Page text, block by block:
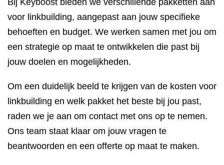
Bij Keyboost bieden we verschillende pakketten aan
voor linkbuilding, aangepast aan jouw specifieke
behoeften en budget. We werken samen met jou om
een strategie op maat te ontwikkelen die past bij
jouw doelen en mogelijkheden.
Om een duidelijk beeld te krijgen van de kosten voor
linkbuilding en welk pakket het beste bij jou past,
raden we je aan om contact met ons op te nemen.
Ons team staat klaar om jouw vragen te
beantwoorden en een offerte op maat te maken.